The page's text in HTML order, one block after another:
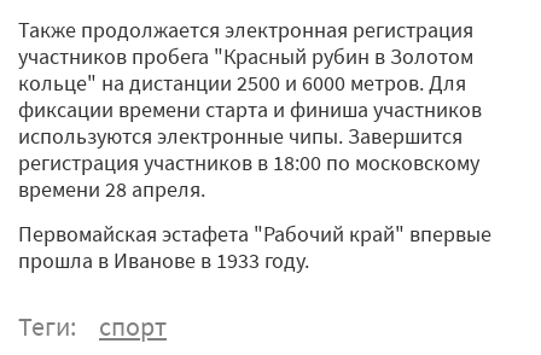
Также продолжается электронная регистрация
участников пробега "Красный рубин в Золотом
кольце" на дистанции 2500 и 6000 метров. Для
фиксации времени старта и финиша участников
используются электронные чипы. Завершится
регистрация участников в 18:00 по московскому
времени 28 апреля.
Первомайская эстафета "Рабочий край" впервые
прошла в Иванове в 1933 году.
Теги: спорт